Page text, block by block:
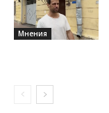
Мнения